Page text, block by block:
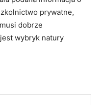
prywatne,
dobrze
wybryk natury